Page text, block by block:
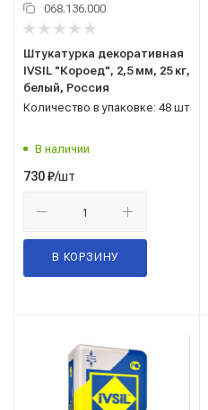
068.136.000
Штукатурка декоративная
IVSIL "Короед", 2,5 мм, 25 кг,
белый, Россия
Количество в упаковке: 48 шт
В наличии
730₽/шт
В КОРЗИНУ